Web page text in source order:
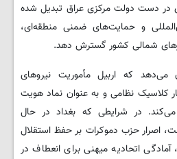
در دست دولت مرکزی عراق تبدیل شده
و حمایت‌های ضمنی منطقه‌ای،
شمالی کشور گسترش دهد.
می‌دهد که اربیل مأموریت نیروهای
کلاسیک نظامی و به عنوان نماد هویت
در شرایطی که بغداد در حال
اصرار حزب دموکرات بر حفظ استقلال
اتحادیه میهنی برای انعطاف در